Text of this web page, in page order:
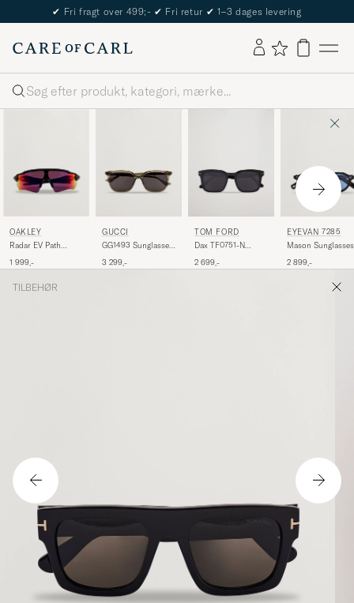
✔ Fri fragt over 499;- ✔ Fri retur ✔ 1–3 dages levering
Søg
OAKLEY
Radar EV Path
Black
1 999,-
GUCCI
GG1493 Sunglasses
3 299,-
TOM FORD
Dax TF0751-N
2 699,-
EYEVAN 7285
Mason Sunglasses
2 899,-
TILBEHØR